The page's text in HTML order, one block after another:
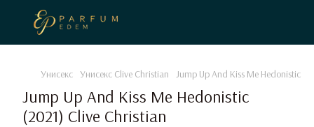
Унисекс Унисекс Clive Christian Jump Up And Kiss Me Hedonistic
Jump Up And Kiss Me Hedonistic
(2021) Clive Christian